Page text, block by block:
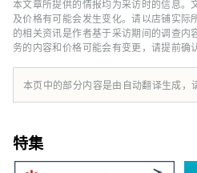
挑选的时令食材（
“认证近江牛肉”）
虽然距离京都仅有
旅馆被琵琶湖和平
到大自然的温暖和日
本文章所提供的情报均为采访时的信息。
及价格有可能会发生变化。请以店铺实际
的相关资讯是作者基于采访期间的调查内
务的内容和价格可能会有变更，请提前确
本页中的部分内容是由自动翻译生成，
特集